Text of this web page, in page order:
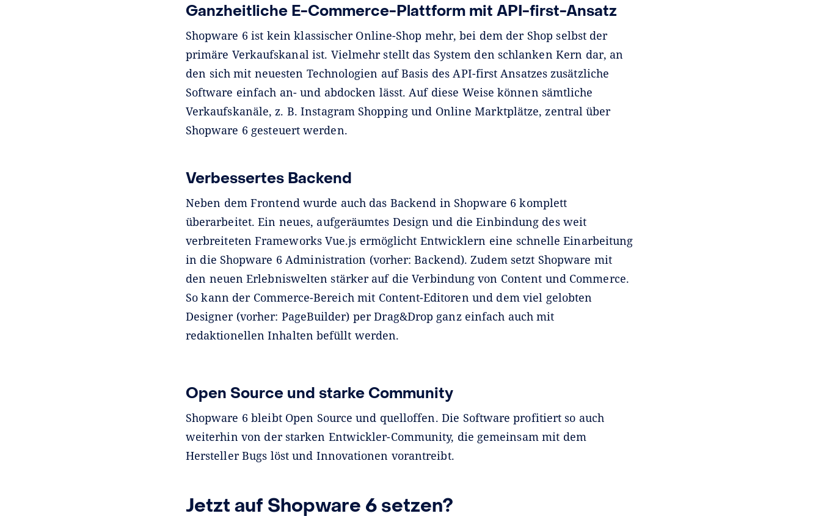
Ganzheitliche E-Commerce-Plattform mit API-first-Ansatz
Shopware 6 ist kein klassischer Online-Shop mehr, bei dem der Shop selbst der
primäre Verkaufskanal ist. Vielmehr stellt das System den schlanken Kern dar, an
den sich mit neuesten Technologien auf Basis des API-first Ansatzes zusätzliche
Software einfach an- und abdocken lässt. Auf diese Weise können sämtliche
Verkaufskanäle, z. B. Instagram Shopping und Online Marktplätze, zentral über
Shopware 6 gesteuert werden.
Verbessertes Backend
Neben dem Frontend wurde auch das Backend in Shopware 6 komplett
überarbeitet. Ein neues, aufgeräumtes Design und die Einbindung des weit
verbreiteten Frameworks Vue.js ermöglicht Entwicklern eine schnelle Einarbeitung
in die Shopware 6 Administration (vorher: Backend). Zudem setzt Shopware mit
den neuen Erlebniswelten stärker auf die Verbindung von Content und Commerce.
So kann der Commerce-Bereich mit Content-Editoren und dem viel gelobten
Designer (vorher: PageBuilder) per Drag&Drop ganz einfach auch mit
redaktionellen Inhalten befüllt werden.
Open Source und starke Community
Shopware 6 bleibt Open Source und quelloffen. Die Software profitiert so auch
weiterhin von der starken Entwickler-Community, die gemeinsam mit dem
Hersteller Bugs löst und Innovationen vorantreibt.
Jetzt auf Shopware 6 setzen?